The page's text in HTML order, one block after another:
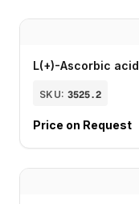
L(+)-Ascorbic acid
SKU: 3525.2
Price on Request